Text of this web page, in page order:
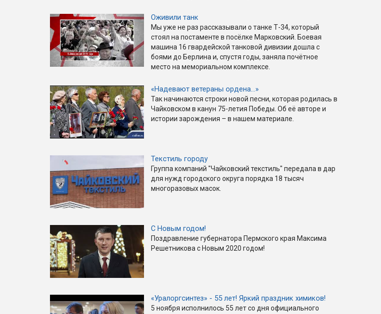
Оживили танк
Мы уже не раз рассказывали о танке Т-34, который
стоял на постаменте в посёлке Марковский. Боевая
машина 16 гвардейской танковой дивизии дошла с
боями до Берлина и, спустя годы, заняла почётное
место на мемориальном комплексе.
«Надевают ветераны ордена…»
Так начинаются строки новой песни, которая родилась в
Чайковском в канун 75-летия Победы. Об её авторе и
истории зарождения – в нашем материале.
Текстиль городу
Группа компаний "Чайковский текстиль" передала в дар
для нужд городского округа порядка 18 тысяч
многоразовых масок.
С Новым годом!
Поздравление губернатора Пермского края Максима
Решетникова с Новым 2020 годом!
«Уралоргсинтез» - 55 лет! Яркий праздник химиков!
5 ноября исполнилось 55 лет со дня официального